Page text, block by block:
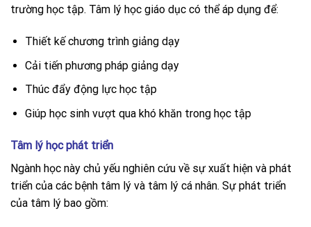
trường học tập. Tâm lý học giáo dục có thể áp dụng để:
Thiết kế chương trình giảng dạy
Cải tiến phương pháp giảng dạy
Thúc đẩy động lực học tập
Giúp học sinh vượt qua khó khăn trong học tập
Tâm lý học phát triển
Ngành học này chủ yếu nghiên cứu về sự xuất hiện và phát
triển của các bệnh tâm lý và tâm lý cá nhân. Sự phát triển
của tâm lý bao gồm: